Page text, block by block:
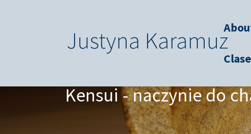
Kensui - naczynie do